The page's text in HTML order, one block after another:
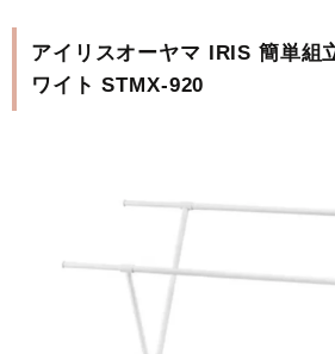
アイリスオーヤマ IRIS 簡単組
ワイト STMX-920